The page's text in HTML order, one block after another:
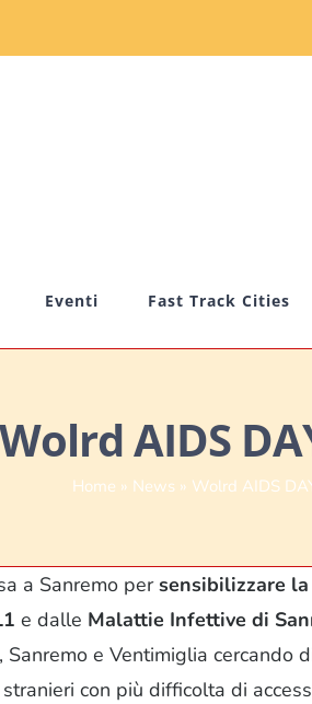
Eventi Fast Track Cities
Wolrd AIDS
Home » News » Wolrd AIDS
a Sanremo persensibilizzare
e dalle Malattie Infettive di
e Ventimiglia cercando
con più difficolta di